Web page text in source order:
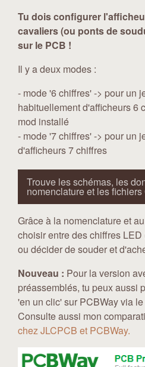
Tu dois configurer
cavaliers (ou ponts de
sur le PCB !
Il y a deux modes :
- mode '6 chiffres' -> pour un
habituellement d'afficheurs 6
mod installé
- mode '7 chiffres' -> pour un
d'afficheurs 7 chiffres
Trouve les schémas, les
nomenclature et les
Grâce à la nomenclature et
choisir entre des chiffres
ou décider de souder et
Nouveau : Pour la version
préassemblés, tu peux aussi
'en un clic' sur PCBWay via
Consulte aussi mon
chez JLCPCB et PCBWay.